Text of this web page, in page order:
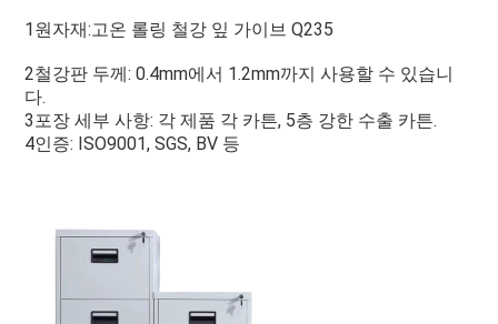
문
을
요
구
1원자재:고온 롤링 철강 잎 가이브 Q235
2철강판 두께: 0.4mm에서 1.2mm까지 사용할 수 있습니
다.
3포장 세부 사항: 각 제품 각 카튼, 5층 강한 수출 카튼.
4인증: ISO9001, SGS, BV 등